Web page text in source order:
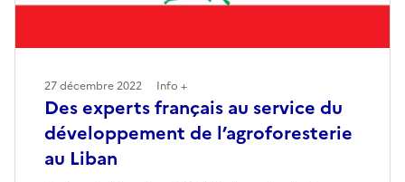
Des experts français au service du
développement de l’agroforesterie
au Liban
27 décembre 2022 Info +